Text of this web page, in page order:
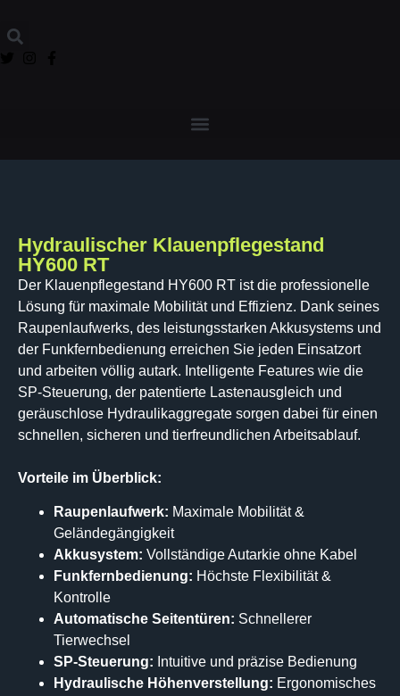
Hydraulischer Klauenpflegestand
HY600 RT
Der Klauenpflegestand HY600 RT ist die professionelle
Lösung für maximale Mobilität und Effizienz. Dank seines
Raupenlaufwerks, des leistungsstarken Akkusystems und
der Funkfernbedienung erreichen Sie jeden Einsatzort
und arbeiten völlig autark. Intelligente Features wie die
SP-Steuerung, der patentierte Lastenausgleich und
geräuschlose Hydraulikaggregate sorgen dabei für einen
schnellen, sicheren und tierfreundlichen Arbeitsablauf.
Vorteile im Überblick:
Raupenlaufwerk: Maximale Mobilität &
Geländegängigkeit
Akkusystem: Vollständige Autarkie ohne Kabel
Funkfernbedienung: Höchste Flexibilität &
Kontrolle
Automatische Seitentüren: Schnellerer
Tierwechsel
SP-Steuerung: Intuitive und präzise Bedienung
Hydraulische Höhenverstellung: Ergonomisches